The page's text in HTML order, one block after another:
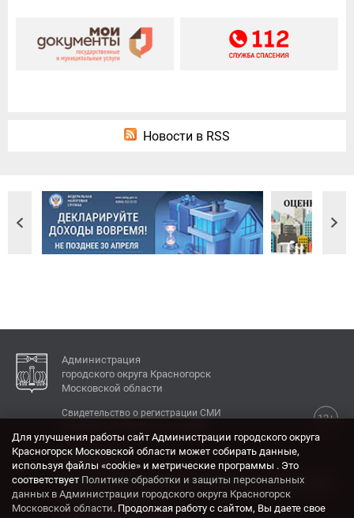
Новости в RSS
Администрация
городского округа Красногорск
Московской области
12+
Свидетельство о регистрации СМИ
КОНТАКТЫ
Адрес: 143404, Московская область, г. Красногорск,
ул. Ленина, дом 4.
Для улучшения работы сайт Администрации городского округа
Красногорск Московской области может собирать данные,
используя файлы «cookie» и метрические программы . Это
соответствует Политике обработки и защиты персональных
данных в Администрации городского округа Красногорск
Московской области. Продолжая работу с сайтом, Вы даете свое